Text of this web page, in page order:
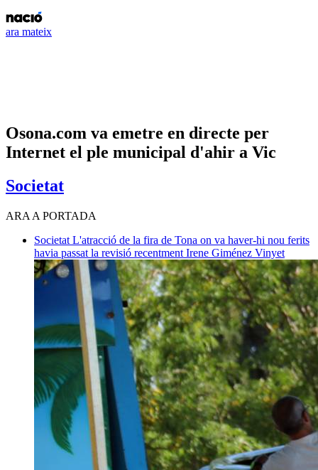
ara mateix
Osona.com va emetre en directe per
Internet el ple municipal d'ahir a Vic
Societat
ARA A PORTADA
Societat L'atracció de la fira de Tona on va haver-hi nou ferits
havia passat la revisió recentment Irene Giménez Vinyet